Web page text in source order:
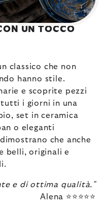
UN TOCCO
classico che non
hanno stile.
e scoprite pezzi
i giorni in una
set in ceramica
o eleganti
che anche
belli, originali e
e di ottima qualità."
Alena ⭐⭐⭐⭐⭐